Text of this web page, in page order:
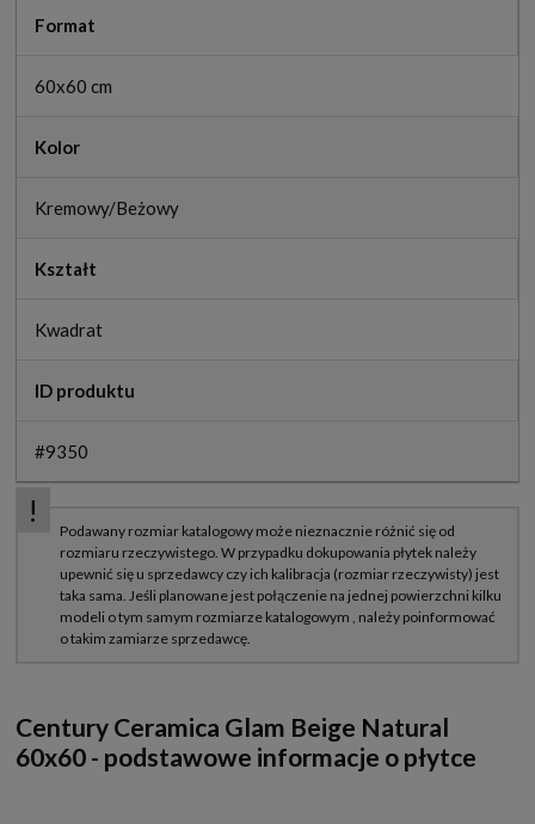
Format
60x60 cm
Kolor
Kremowy/Beżowy
Kształt
Kwadrat
ID produktu
#9350
Century Ceramica Glam Beige Natural
60x60 - podstawowe informacje o płytce